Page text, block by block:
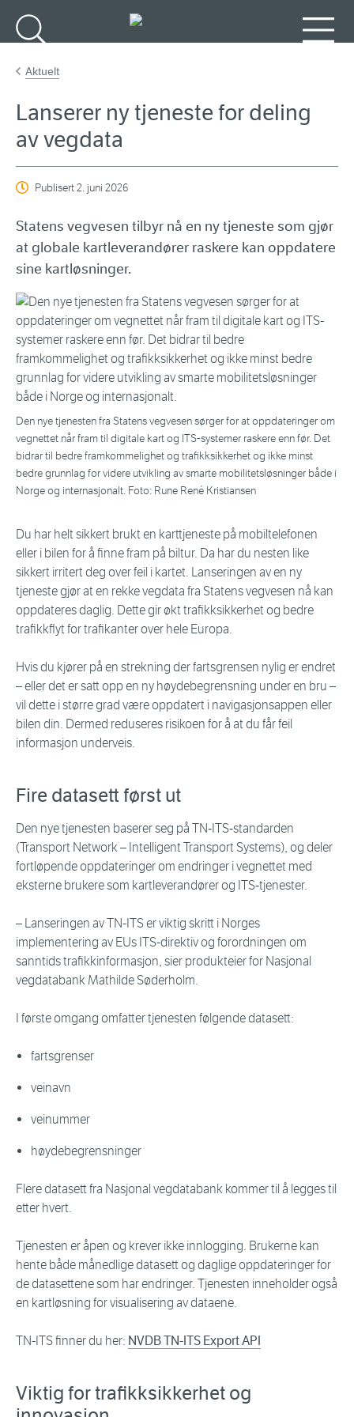
Aktuelt
Lanserer ny tjeneste for deling
av vegdata
Publisert2. juni 2026
Statens vegvesen tilbyr nå en ny tjeneste som gjør
at globale kartleverandører raskere kan oppdatere
sine kartløsninger.
Den nye tjenesten fra Statens vegvesen sørger for at oppdateringer om
vegnettet når fram til digitale kart og ITS-systemer raskere enn før. Det
bidrar til bedre framkommelighet og trafikksikkerhet og ikke minst
bedre grunnlag for videre utvikling av smarte mobilitetsløsninger både i
Norge og internasjonalt. Foto: Rune René Kristiansen
Du har helt sikkert brukt en karttjeneste på mobiltelefonen
eller i bilen for å finne fram på biltur. Da har du nesten like
sikkert irritert deg over feil i kartet. Lanseringen av en ny
tjeneste gjør at en rekke vegdata fra Statens vegvesen nå kan
oppdateres daglig. Dette gir økt trafikksikkerhet og bedre
trafikkflyt for trafikanter over hele Europa.
Hvis du kjører på en strekning der fartsgrensen nylig er endret
– eller det er satt opp en ny høydebegrensning under en bru –
vil dette i større grad være oppdatert i navigasjonsappen eller
bilen din. Dermed reduseres risikoen for å at du får feil
informasjon underveis.
Fire datasett først ut
Den nye tjenesten baserer seg på TN‑ITS‑standarden
(Transport Network – Intelligent Transport Systems), og deler
fortløpende oppdateringer om endringer i vegnettet med
eksterne brukere som kartleverandører og ITS‑tjenester.
– Lanseringen av TN-ITS er viktig skritt i Norges
implementering av EUs ITS-direktiv og forordningen om
sanntids trafikkinformasjon, sier produkteier for Nasjonal
vegdatabank Mathilde Søderholm.
I første omgang omfatter tjenesten følgende datasett:
fartsgrenser
veinavn
veinummer
høydebegrensninger
Flere datasett fra Nasjonal vegdatabank kommer til å legges til
etter hvert.
Tjenesten er åpen og krever ikke innlogging. Brukerne kan
hente både månedlige datasett og daglige oppdateringer for
de datasettene som har endringer. Tjenesten inneholder også
en kartløsning for visualisering av dataene.
TN-ITS finner du her: NVDB TN-ITS Export API
Viktig for trafikksikkerhet og